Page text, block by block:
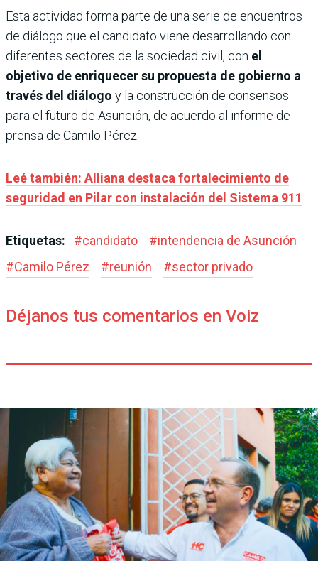
Esta actividad forma parte de una serie de encuentros
de diálogo que el candidato viene desarrollando con
diferentes sectores de la sociedad civil, con el
objetivo de enriquecer su propuesta de gobierno a
través del diálogo y la construcción de consensos
para el futuro de Asunción, de acuerdo al informe de
prensa de Camilo Pérez.
Leé también: Alliana destaca fortalecimiento de
seguridad en Pilar con instalación del Sistema 911
Etiquetas: #candidato #intendencia de Asunción
#Camilo Pérez #reunión #sector privado
Déjanos tus comentarios en Voiz